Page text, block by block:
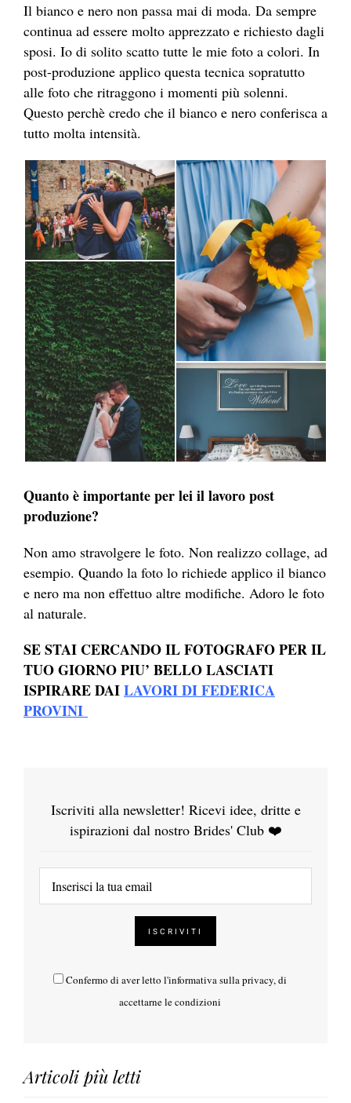
Il bianco e nero non passa mai di moda. Da sempre
continua ad essere molto apprezzato e richiesto dagli
sposi. Io di solito scatto tutte le mie foto a colori. In
post-produzione applico questa tecnica sopratutto
alle foto che ritraggono i momenti più solenni.
Questo perchè credo che il bianco e nero conferisca a
tutto molta intensità.
Quanto è importante per lei il lavoro post
produzione?
Non amo stravolgere le foto. Non realizzo collage, ad
esempio. Quando la foto lo richiede applico il bianco
e nero ma non effettuo altre modifiche. Adoro le foto
al naturale.
SE STAI CERCANDO IL FOTOGRAFO PER IL
TUO GIORNO PIU’ BELLO LASCIATI
ISPIRARE DAILAVORI DI FEDERICA
PROVINI
Iscriviti alla newsletter! Ricevi idee, dritte e
ispirazioni dal nostro Brides' Club ❤️
Confermo di aver letto l'informativa sulla privacy, di
accettarne le condizioni
Articoli più letti